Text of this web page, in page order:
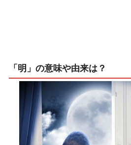
「明」の意味や由来は？